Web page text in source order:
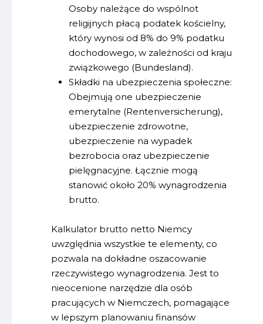
Osoby należące do wspólnot
religijnych płacą podatek kościelny,
który wynosi od 8% do 9% podatku
dochodowego, w zależności od kraju
związkowego (Bundesland).
Składki na ubezpieczenia społeczne:
Obejmują one ubezpieczenie
emerytalne (Rentenversicherung),
ubezpieczenie zdrowotne,
ubezpieczenie na wypadek
bezrobocia oraz ubezpieczenie
pielęgnacyjne. Łącznie mogą
stanowić około 20% wynagrodzenia
brutto.
Kalkulator brutto netto Niemcy
uwzględnia wszystkie te elementy, co
pozwala na dokładne oszacowanie
rzeczywistego wynagrodzenia. Jest to
nieocenione narzędzie dla osób
pracujących w Niemczech, pomagające
w lepszym planowaniu finansów